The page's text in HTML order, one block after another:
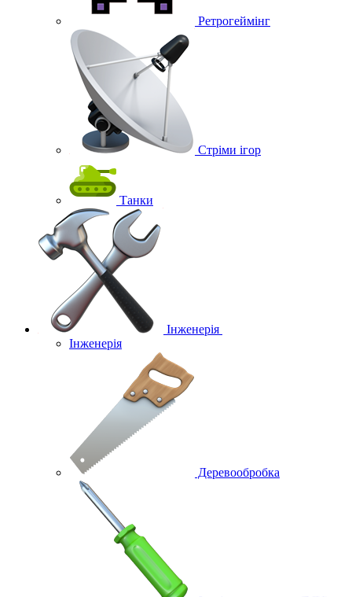
Ретрогеймінг
Стріми ігор
Танки
Інженерія
Інженерія
Деревообробка